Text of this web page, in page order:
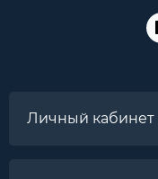
Личный кабинет